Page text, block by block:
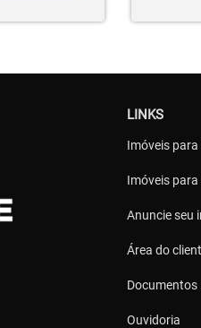
LINKS
Imóveis
Imóveis
Anuncie seu
Área do
Documentos
Ouvidoria